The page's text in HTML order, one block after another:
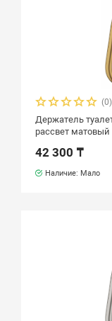
(0)
Держатель
рассвет матовый
42 300 ₸
Наличие: Мало